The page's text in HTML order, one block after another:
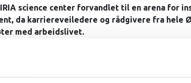
science center forvandlet til en arena for
da karriereveiledere og rådgivere fra hele
med arbeidslivet.
hovedtema, tok dagen for seg hvordan unge kan
hvordan veiledere kan spille en nøkkelrolle i
i samarbeid mellom INSPIRIA, Karrieresenter